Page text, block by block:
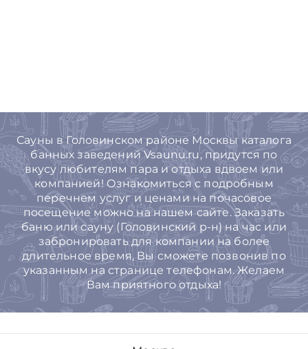
Сауны в Головинском районе Москвы каталога
банных заведений Vsaunu.ru, придутся по
вкусу любителям пара и отдыха вдвоем или
компанией! Ознакомиться с подробным
перечнем услуг и ценами на почасовое
посещение можно на нашем сайте. Заказать
баню или сауну (Головинский р-н) на час или
забронировать для компании на более
длительное время, Вы cможете позвонив по
указанным на странице телефонам. Желаем
Вам приятного отдыха!